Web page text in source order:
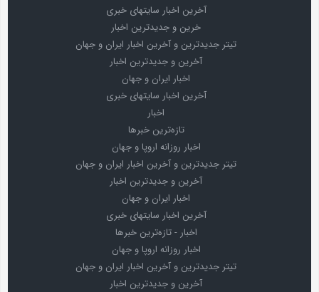
آخرین اخبار سایتهای خبری
خرین و جدیدترین اخبار
تیتر جدیدترین و آخرین اخبار ایران و جهان
آخرین و جدیدترین اخبار
اخبار ایران و جهان
آخرین اخبار سایتهای خبری
اخبار
تازه‌ترین خبرها
اخبار روزانه اروپا و جهان
تیتر جدیدترین و آخرین اخبار ایران و جهان
آخرین و جدیدترین اخبار
اخبار ایران و جهان
آخرین اخبار سایتهای خبری
اخبار - تازه‌ترین خبرها
اخبار روزانه اروپا و جهان
تیتر جدیدترین و آخرین اخبار ایران و جهان
آخرین و جدیدترین اخبار